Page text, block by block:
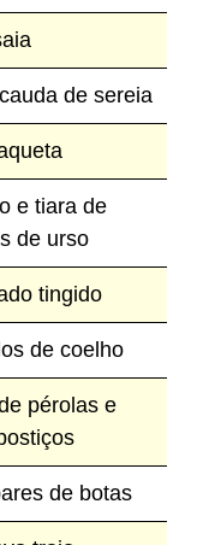
de sereia
e tiara de
de urso
tingido
de coelho
pérolas e
de botas